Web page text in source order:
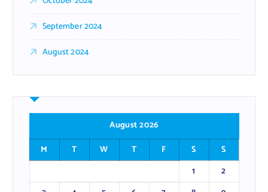
September 2024
August 2024
August 2026
M
T W T F S
S
1
2